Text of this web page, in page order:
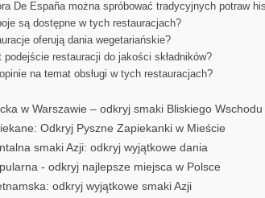
De España można spróbować tradycyjnych potraw
są dostępne w tych restauracjach?
oferują dania wegetariańskie?
restauracji do jakości składników?
na temat obsługi w tych restauracjach?
w Warszawie – odkryj smaki Bliskiego Wschodu
Odkryj Pyszne Zapiekanki w Mieście
smaki Azji: odkryj wyjątkowe dania
- odkryj najlepsze miejsca w Polsce
odkryj wyjątkowe smaki Azji